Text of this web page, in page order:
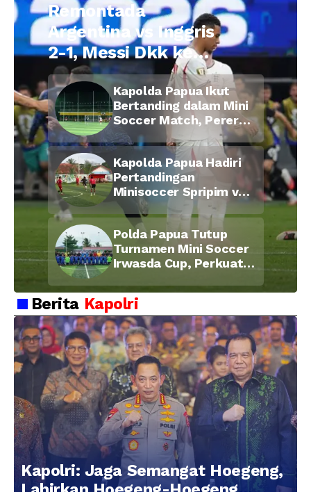
Remontada
Argentina vs Inggris
2-1, Messi Dkk ke
Final Piala Dunia
2026
Kapolda Papua Ikut
Bertanding dalam Mini
Soccer Match, Pererat
Kebersamaan Personel
di Bulan Ramadan
Kapolda Papua Hadiri
Pertandingan
Minisoccer Spripim vs
Bid Propam, Pererat
Soliditas dan
Kebersamaan Personel
Polda Papua Tutup
Turnamen Mini Soccer
Irwasda Cup, Perkuat
Kebersamaan Personel
Berita Kapolri
Kapolri: Jaga Semangat Hoegeng,